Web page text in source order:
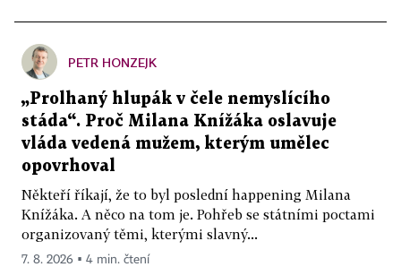
PETR HONZEJK
„Prolhaný hlupák v čele nemyslícího
stáda“. Proč Milana Knížáka oslavuje
vláda vedená mužem, kterým umělec
opovrhoval
Někteří říkají, že to byl poslední happening Milana
Knížáka. A něco na tom je. Pohřeb se státními poctami
organizovaný těmi, kterými slavný...
7. 8. 2026 ▪ 4 min. čtení